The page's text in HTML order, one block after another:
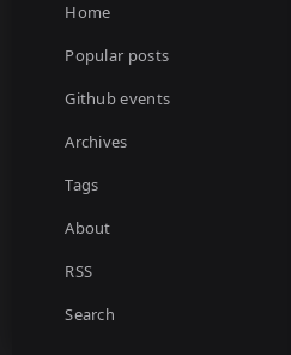
Home
Popular posts
Github events
Archives
Tags
About
RSS
Search